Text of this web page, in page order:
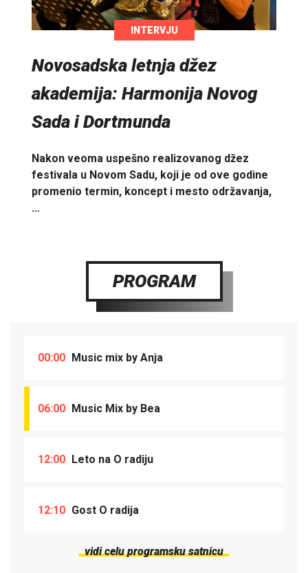
INTERVJU
Novosadska letnja džez
akademija: Harmonija Novog
Sada i Dortmunda
Nakon veoma uspešno realizovanog džez
festivala u Novom Sadu, koji je od ove godine
promenio termin, koncept i mesto održavanja,
…
PROGRAM
00:00 Music mix by Anja
06:00 Music Mix by Bea
12:00 Leto na O radiju
12:10 Gost O radija
vidi celu programsku satnicu